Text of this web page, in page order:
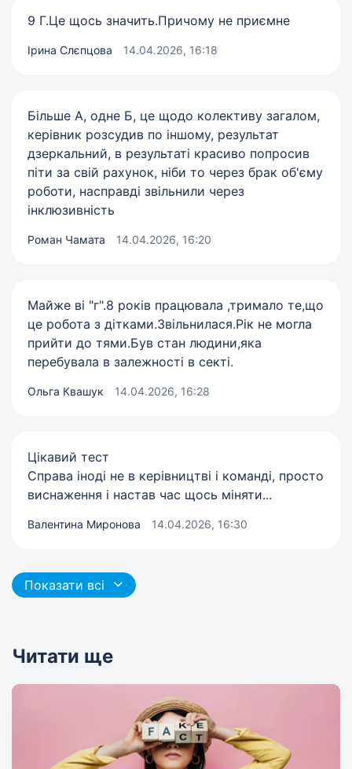
9 Г.Це щось значить.Причому не приємне
Ірина Слєпцова 14.04.2026, 16:18
Більше А, одне Б, це щодо колективу загалом,
керівник розсудив по іншому, результат
дзеркальний, в результаті красиво попросив
піти за свій рахунок, ніби то через брак об'єму
роботи, насправді звільнили через
інклюзивність
Роман Чамата 14.04.2026, 16:20
Майже ві "г".8 років працювала ,тримало те,що
це робота з дітками.Звільнилася.Рік не могла
прийти до тями.Був стан людини,яка
перебувала в залежності в секті.
Ольга Квашук 14.04.2026, 16:28
Цікавий тест
Справа іноді не в керівництві і команді, просто
виснаження і настав час щось міняти...
Валентина Миронова 14.04.2026, 16:30
Показати всі
Читати ще